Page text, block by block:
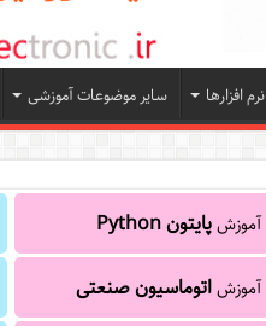
نرم افزارها سایر موضوعات آموزشی
آموزشپایتون Python
آموزشاتوماسیون صنعتی